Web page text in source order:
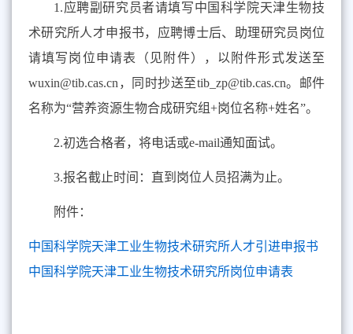
1.应聘副研究员者请填写中国科学院天津生物技
术研究所人才申报书，应聘博士后、助理研究员 岗位
请填写岗位申请表（见附件）
， 以附件形式发送至
wuxin@tib.cas.cn，同时抄送至tib_zp@tib.cas.cn。邮件
名称为“营养资源生物合成研究组+岗位名称+姓名”。
2.初选合格者，将电话或e-mail通知面试。
3.报名截止时间：直到岗位人员招满为止。
附件：
中国科学院天津工业生物技术研究所人才引进申报书
中国科学院天津工业生物技术研究所岗位申请表